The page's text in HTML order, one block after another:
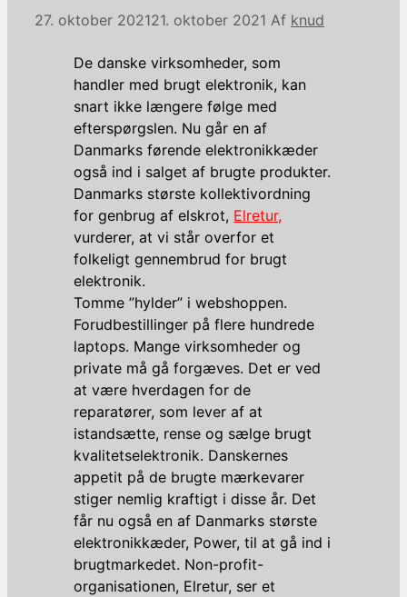
27. oktober 202121. oktober 2021 Af knud
De danske virksomheder, som
handler med brugt elektronik, kan
snart ikke længere følge med
efterspørgslen. Nu går en af
Danmarks førende elektronikkæder
også ind i salget af brugte produkter.
Danmarks største kollektivordning
for genbrug af elskrot, Elretur,
vurderer, at vi står overfor et
folkeligt gennembrud for brugt
elektronik.
Tomme ”hylder” i webshoppen.
Forudbestillinger på flere hundrede
laptops. Mange virksomheder og
private må gå forgæves. Det er ved
at være hverdagen for de
reparatører, som lever af at
istandsætte, rense og sælge brugt
kvalitetselektronik. Danskernes
appetit på de brugte mærkevarer
stiger nemlig kraftigt i disse år. Det
får nu også en af Danmarks største
elektronikkæder, Power, til at gå ind i
brugtmarkedet. Non-profit-
organisationen, Elretur, ser et